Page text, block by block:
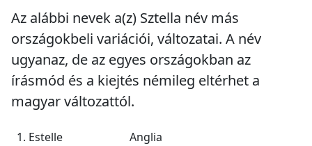
Az alábbi nevek a(z) Sztella név más
országokbeli variációi, változatai. A név
ugyanaz, de az egyes országokban az
írásmód és a kiejtés némileg eltérhet a
magyar változattól.
1. Estelle
Anglia